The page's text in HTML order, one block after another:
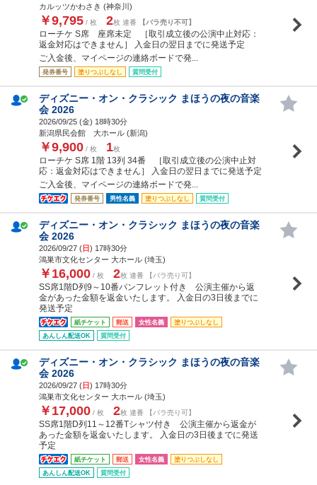
カルッツかわさき (神奈川)
￥9,795 / 枚 2枚 連番 【バラ売り不可】
ローチケ S席 座席未定 ［取引成立後の公演中止対応：
返金対応はできません］ 入金日の翌日までに発送予定
ご入金後、マイページの連絡ボードで発...
発券番号 塗りつぶしなし 質問受付
ディズニー・オン・クラシック まほうの夜の音楽
会 2026
2026/09/25 (金) 18時30分
新潟県民会館 大ホール (新潟)
￥9,900 / 枚 1枚
ローチケ S席 1階 13列 34番 ［取引成立後の公演中止対
応：返金対応はできません］ 入金日の翌日までに発送予定
ご入金後、マイページの連絡ボードで発...
発券番号 男性名義 塗りつぶしなし 質問受付
ディズニー・オン・クラシック まほうの夜の音楽
会 2026
2026/09/27 (日) 17時30分
鴻巣市文化センター 大ホール (埼玉)
￥16,000 / 枚 2枚 連番 【バラ売り可】
SS席1階D列9～10番パンフレット付き 公演主催から返
金があった金額を返金いたします。 入金日の3日後までに
発送予定
紙チケット 郵送 女性名義
塗りつぶしなし
あんしん配送OK
質問受付
ディズニー・オン・クラシック まほうの夜の音楽
会 2026
2026/09/27 (日) 17時30分
鴻巣市文化センター 大ホール (埼玉)
￥17,000 / 枚 2枚 連番 【バラ売り可】
SS席1階D列11～12番Tシャツ付き 公演主催から返金が
あった金額を返金いたします。 入金日の3日後までに発送
予定
紙チケット 郵送 女性名義
塗りつぶしなし
あんしん配送OK
質問受付